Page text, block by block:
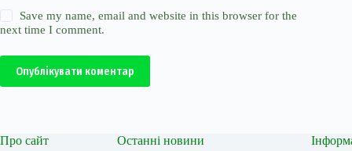
Save my name, email and website in this browser for the
next time I comment.
Опублікувати коментар
Про сайт Останні новини